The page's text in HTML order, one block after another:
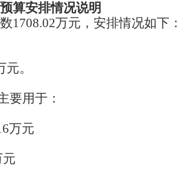
算安排情况说明
1708.02万元，安排情况如下：
元。
要用于：
万元